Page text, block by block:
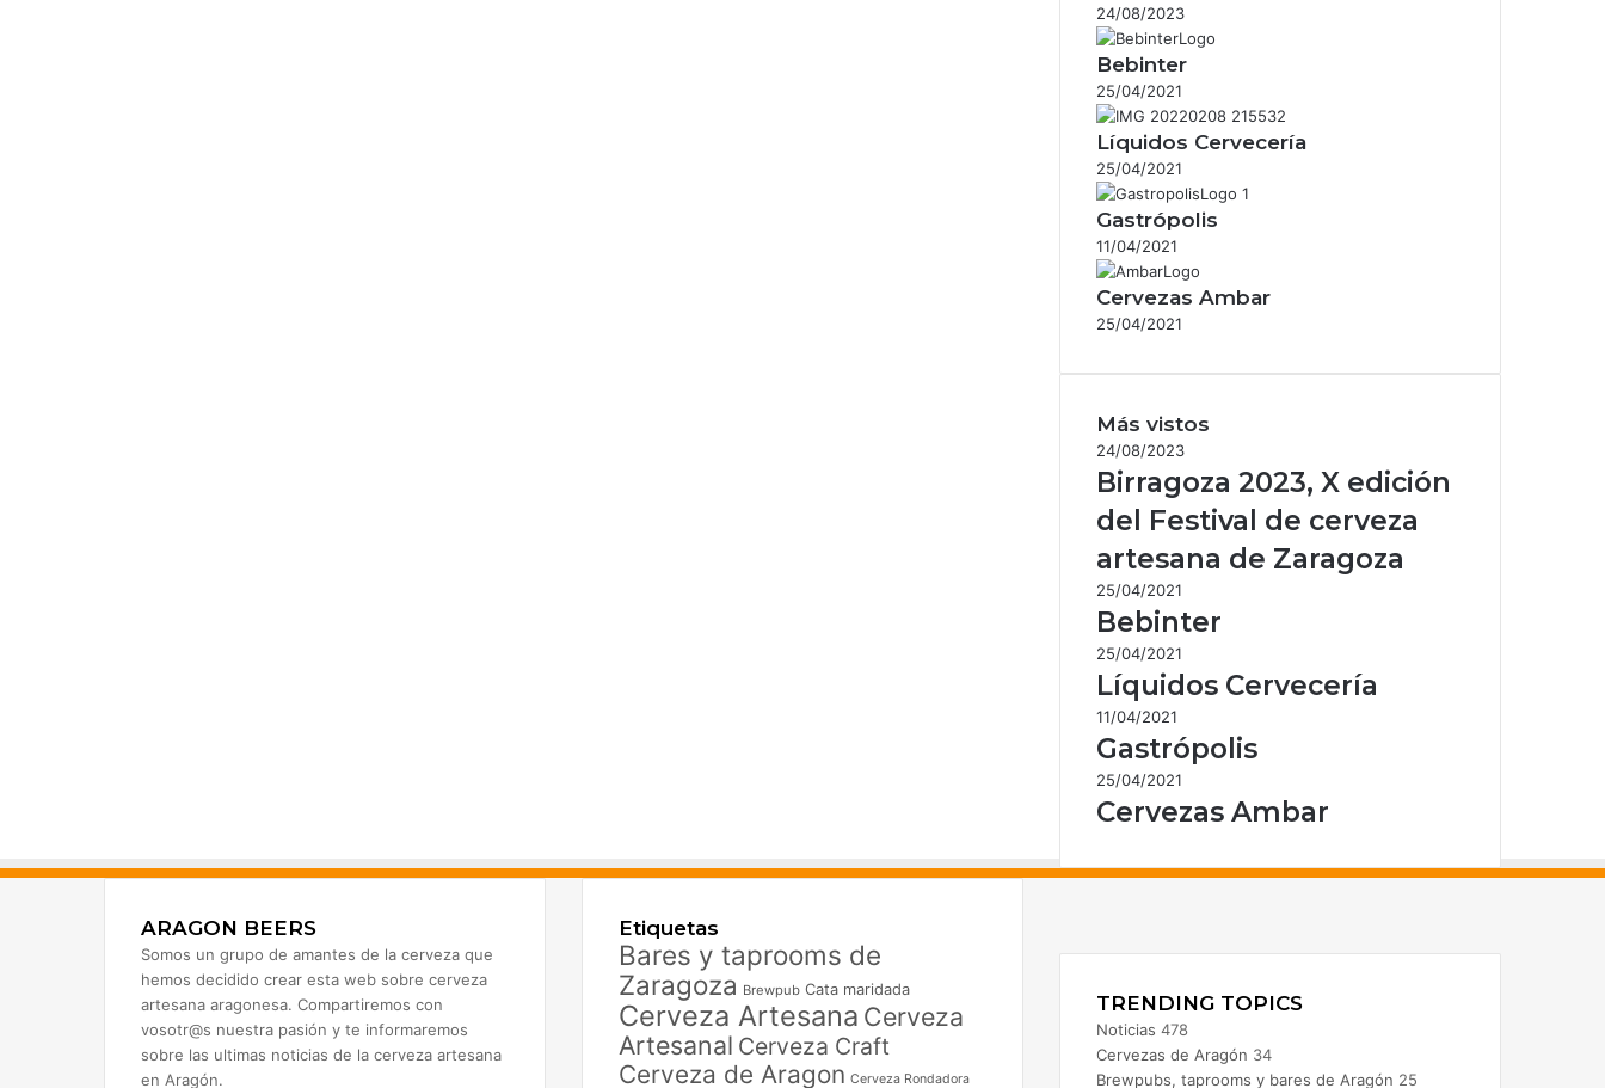
24/08/2023
Bebinter
25/04/2021
Líquidos Cervecería
25/04/2021
Gastrópolis
11/04/2021
Cervezas Ambar
25/04/2021
Más vistos
24/08/2023
Birragoza 2023, X edición
del Festival de cerveza
artesana de Zaragoza
25/04/2021
Bebinter
25/04/2021
Líquidos Cervecería
11/04/2021
Gastrópolis
25/04/2021
Cervezas Ambar
ARAGON BEERS
Somos un grupo de amantes de la cerveza que
hemos decidido crear esta web sobre cerveza
artesana aragonesa. Compartiremos con
vosotr@s nuestra pasión y te informaremos
sobre las ultimas noticias de la cerveza artesana
en Aragón.
Etiquetas
Bares y taprooms de
Zaragoza Brewpub Cata maridada
Cerveza Artesana Cerveza
Artesanal Cerveza Craft
Cerveza de Aragon Cerveza Rondadora
TRENDING TOPICS
Noticias 478
Cervezas de Aragón 34
Brewpubs, taprooms y bares de Aragón 25